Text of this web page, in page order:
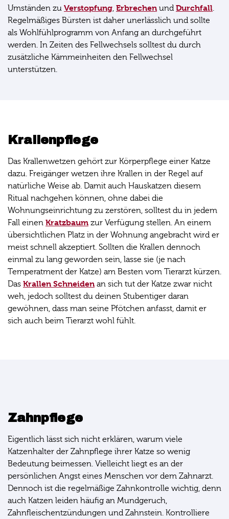
Umständen zu Verstopfung, Erbrechen und Durchfall.
Regelmäßiges Bürsten ist daher unerlässlich und sollte
als Wohlfühlprogramm von Anfang an durchgeführt
werden. In Zeiten des Fellwechsels solltest du durch
zusätzliche Kämmeinheiten den Fellwechsel
unterstützen.
Krallenpflege
Das Krallenwetzen gehört zur Körperpflege einer Katze
dazu. Freigänger wetzen ihre Krallen in der Regel auf
natürliche Weise ab. Damit auch Hauskatzen diesem
Ritual nachgehen können, ohne dabei die
Wohnungseinrichtung zu zerstören, solltest du in jedem
Fall einen Kratzbaum zur Verfügung stellen. An einem
übersichtlichen Platz in der Wohnung angebracht wird er
meist schnell akzeptiert. Sollten die Krallen dennoch
einmal zu lang geworden sein, lasse sie (je nach
Temperatment der Katze) am Besten vom Tierarzt kürzen.
Das Krallen Schneiden an sich tut der Katze zwar nicht
weh, jedoch solltest du deinen Stubentiger daran
gewöhnen, dass man seine Pfötchen anfasst, damit er
sich auch beim Tierarzt wohl fühlt.
Zahnpflege
Eigentlich lässt sich nicht erklären, warum viele
Katzenhalter der Zahnpflege ihrer Katze so wenig
Bedeutung beimessen. Vielleicht liegt es an der
persönlichen Angst eines Menschen vor dem Zahnarzt.
Dennoch ist die regelmäßige Zahnkontrolle wichtig, denn
auch Katzen leiden häufig an Mundgeruch,
Zahnfleischentzündungen und Zahnstein. Kontrolliere